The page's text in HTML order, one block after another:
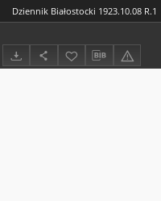
Dziennik Białostocki 1923.10.08 R.1